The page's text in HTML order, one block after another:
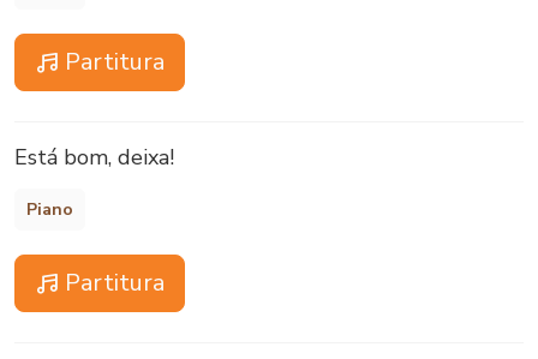
Partitura
Está bom, deixa!
Piano
Partitura